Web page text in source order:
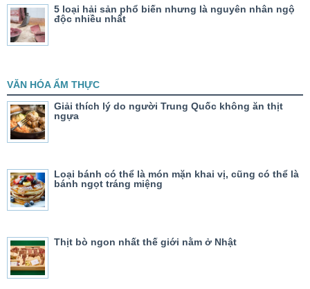
5 loại hải sản phổ biến nhưng là nguyên nhân ngộ
độc nhiều nhất
VĂN HÓA ẨM THỰC
Giải thích lý do người Trung Quốc không ăn thịt
ngựa
Loại bánh có thể là món mặn khai vị, cũng có thể là
bánh ngọt tráng miệng
Thịt bò ngon nhất thế giới nằm ở Nhật